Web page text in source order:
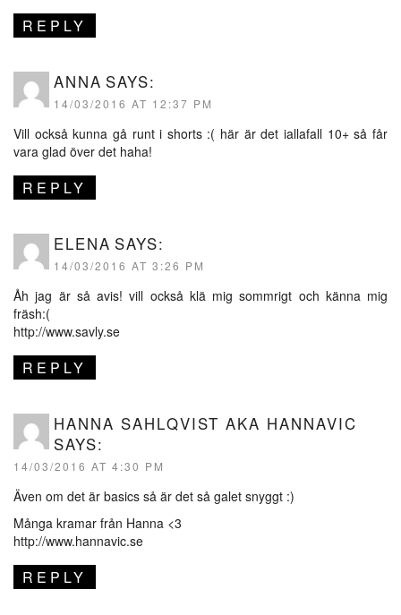
REPLY
ANNA SAYS:
14/03/2016 AT 12:37 PM
Vill också kunna gå runt i shorts :( här är det iallafall 10+ så får
vara glad över det haha!
REPLY
ELENA SAYS:
14/03/2016 AT 3:26 PM
Åh jag är så avis! vill också klä mig sommrigt och känna mig
fräsh:(
http://www.savly.se
REPLY
HANNA SAHLQVIST AKA HANNAVIC
SAYS:
14/03/2016 AT 4:30 PM
Även om det är basics så är det så galet snyggt :)
Många kramar från Hanna <3
http://www.hannavic.se
REPLY